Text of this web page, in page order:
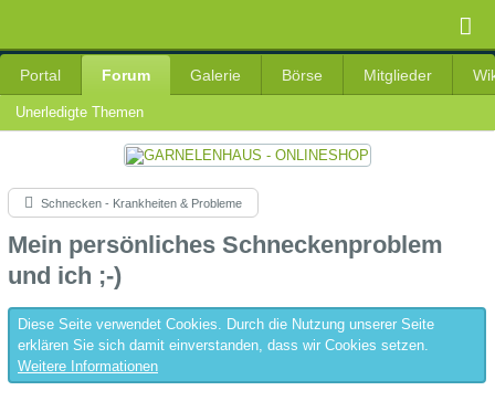
Portal Forum Galerie Börse Mitglieder
Unerledigte Themen
Schnecken - Krankheiten & Probleme
Mein persönliches Schneckenproblem
und ich ;-)
Diese Seite verwendet Cookies. Durch die Nutzung unserer Seite
erklären Sie sich damit einverstanden, dass wir Cookies setzen.
Weitere Informationen